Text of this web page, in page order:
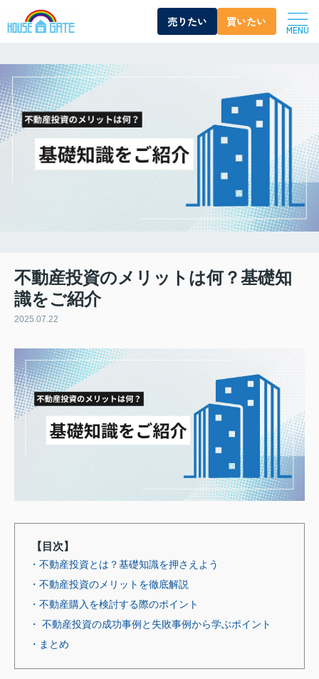
売りたい 買いたい
MENU
不動産投資のメリットは何？基礎知
識をご紹介
2025.07.22
【目次】
・不動産投資とは？基礎知識を押さえよう
・不動産投資のメリットを徹底解説
・不動産購入を検討する際のポイント
・ 不動産投資の成功事例と失敗事例から学ぶポイント
・まとめ